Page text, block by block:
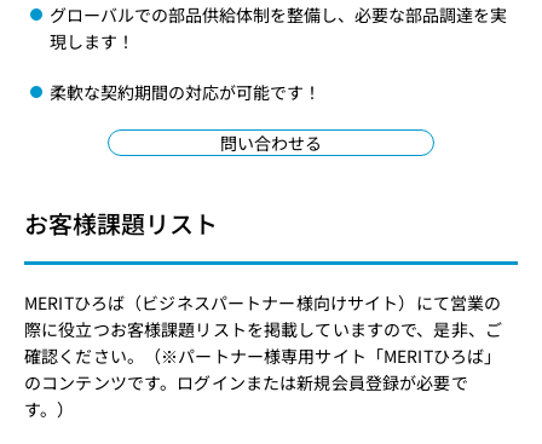
グローバルでの部品供給体制を整備し、必要な部品調達を実
現します！
柔軟な契約期間の対応が可能です！
問い合わせる
お客様課題リスト
MERITひろば（ビジネスパートナー様向けサイト）にて営業の
際に役立つお客様課題リストを掲載していますので、是非、ご
確認ください。（※パートナー様専用サイト「MERITひろば」
のコンテンツです。 ログインまたは新規会員登録が必要で
す。）